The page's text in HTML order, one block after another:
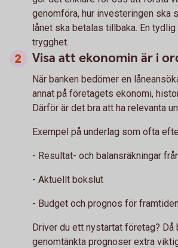
genomföra, hur investeringen ska
lånet ska betalas tillbaka. En
trygghet.
Visa att ekonomin är i
När banken bedömer en
annat på företagets ekonomi,
Därför är det bra att ha relevanta
Exempel på underlag som ofta
- Resultat- och balansräkningar
- Aktuellt bokslut
- Budget och prognos för framtiden
Driver du ett nystartat företag?
genomtänkta prognoser extra